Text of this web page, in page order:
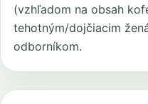
(vzhľadom na obsah
tehotným/dojčiacim
odborníkom.